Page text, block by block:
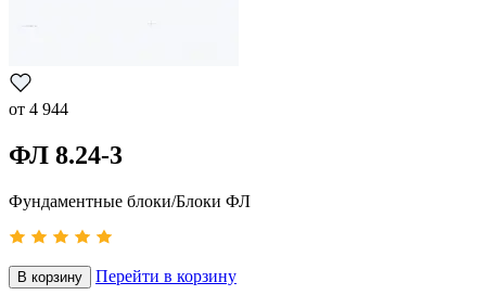
от 4 944
ФЛ 8.24-3
Фундаментные блоки/Блоки ФЛ
В корзину Перейти в корзину